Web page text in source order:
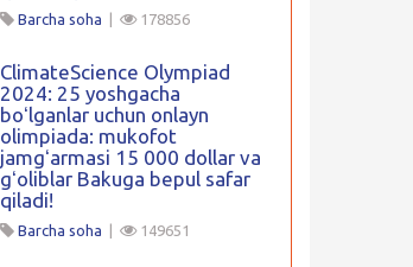
Barcha soha 178856
ClimateScience Olympiad
2024: 25 yoshgacha
boʻlganlar uchun onlayn
olimpiada: mukofot
jamgʻarmasi 15 000 dollar va
gʻoliblar Bakuga bepul safar
qiladi!
Barcha soha 149651